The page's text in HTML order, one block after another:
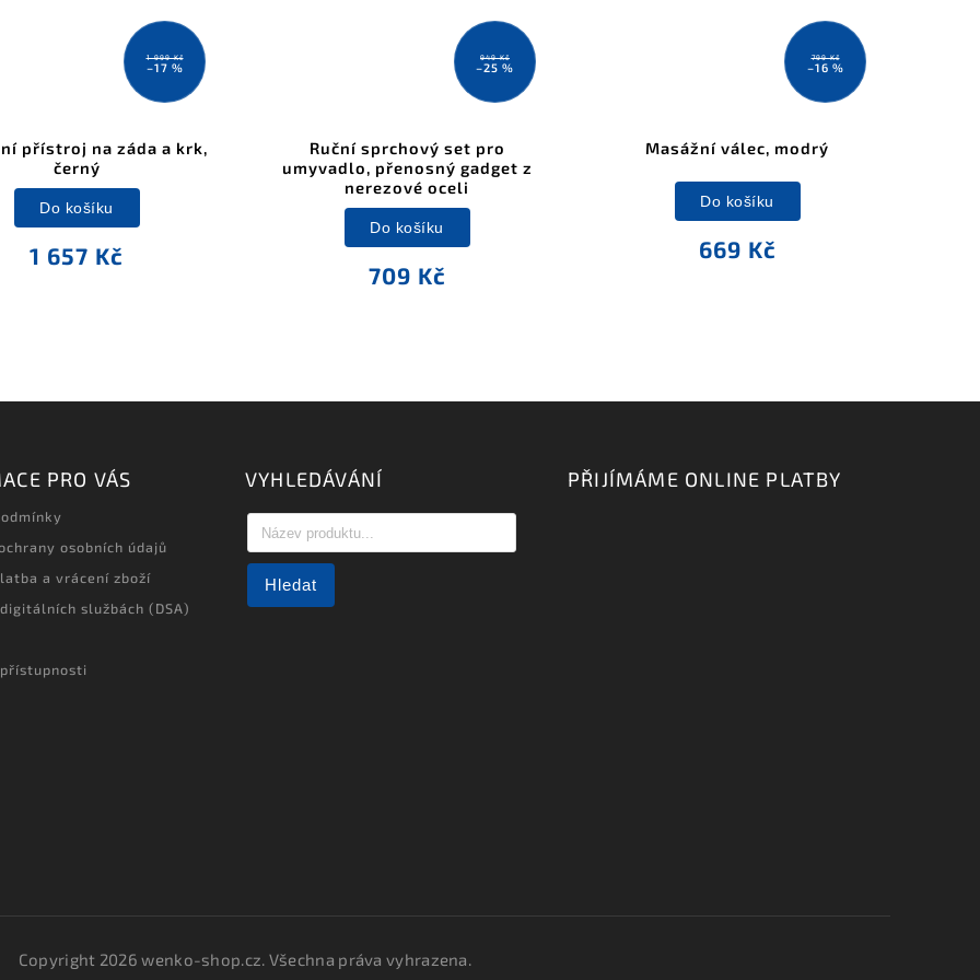
1 999 Kč
–17 %
přístroj na záda a krk,
černý
1 657 Kč
Do košíku
949 Kč
–25 %
Ruční sprchový set pro
umyvadlo, přenosný gadget z
nerezové oceli
709 Kč
Do košíku
799 Kč
–16 %
Masážní válec, modrý
669 Kč
Do košíku
PRO VÁS
osobních údajů
a vrácení zboží
službách (DSA)
VYHLEDÁVÁNÍ
Hledat
PŘIJÍMÁME ONLINE PLATBY
Copyright 2026wenko-shop.cz. Všechna práva vyhrazena.